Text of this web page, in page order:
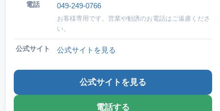
電話 049-249-0766
お客様専用です。営業や勧誘のお電話はご遠慮くださ
い。
公式サイト 公式サイトを見る
公式サイトを見る
電話する